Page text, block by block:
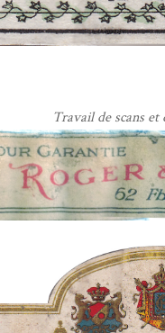
Travail de scans